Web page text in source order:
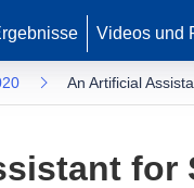
Videos und
An Artificial
for